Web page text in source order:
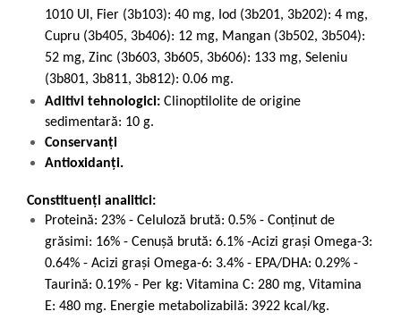
1010 UI, Fier (3b103): 40 mg, Iod (3b201, 3b202): 4 mg,
Cupru (3b405, 3b406): 12 mg, Mangan (3b502, 3b504):
52 mg, Zinc (3b603, 3b605, 3b606): 133 mg, Seleniu
(3b801, 3b811, 3b812): 0.06 mg.
Aditivi tehnologici: Clinoptilolite de origine
sedimentară: 10 g.
Conservanți
Antioxidanți.
Constituenți analitici:
Proteină: 23% - Celuloză brută: 0.5% - Conţinut de
grăsimi: 16% - Cenuşă brută: 6.1% -Acizi grași Omega-3:
0.64% - Acizi grași Omega-6: 3.4% - EPA/DHA: 0.29% -
Taurină: 0.19% - Per kg: Vitamina C: 280 mg, Vitamina
E: 480 mg. Energie metabolizabilă: 3922 kcal/kg.